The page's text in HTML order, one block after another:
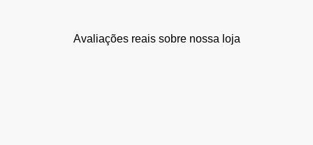
Avaliações reais sobre nossa loja